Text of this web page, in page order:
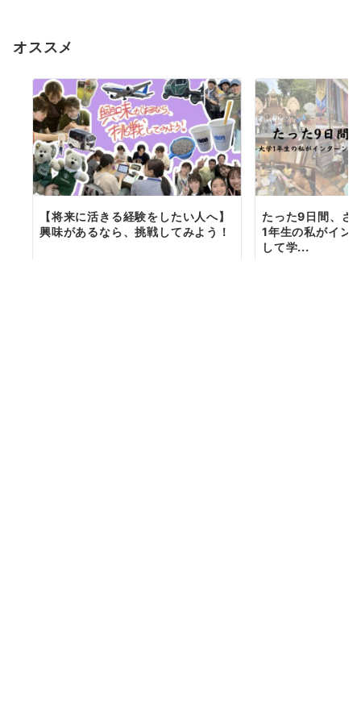
オススメ
【将来に活きる経験をしたい人へ】
興味があるなら、挑戦してみよう！
たった9日間、さ
1年生の私がイン
して学...